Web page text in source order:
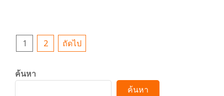
Posts
1 2 ถัดไป
ค้นหา
ค้นหา